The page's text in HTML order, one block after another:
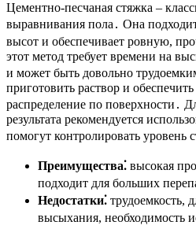
Цементно-песчаная стяжка –
выравнивания пола․ Она
высот и обеспечивает ровную,
этот метод требует времени на
и может быть довольно
приготовить раствор и
распределение по поверхности․
результата рекомендуется
помогут контролировать уровень
Преимущества⁚ высокая
подходит для больших
Недостатки⁚ трудоемкость,
высыхания, необходимость